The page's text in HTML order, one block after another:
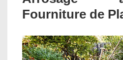
Fourniture de